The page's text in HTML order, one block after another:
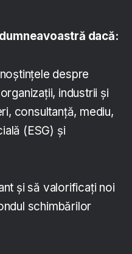
dacă:
despre
industrii și
consultanță, mediu,
(ESG) și
și să valorificați noi
schimbărilor